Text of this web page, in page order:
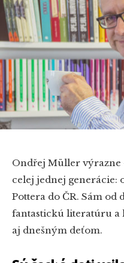
Ondřej Müller výrazne
celej jednej
Pottera do ČR. Sám od
fantastickú literatúru a
aj dnešným deťom.